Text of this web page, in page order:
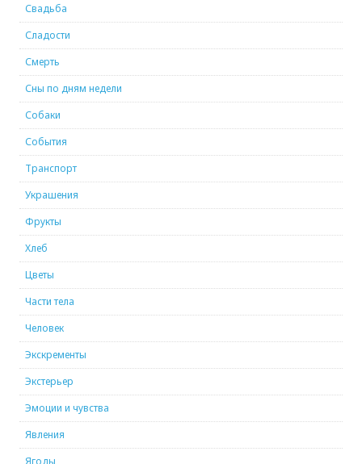
Свадьба
Сладости
Смерть
Сны по дням недели
Собаки
События
Транспорт
Украшения
Фрукты
Хлеб
Цветы
Части тела
Человек
Экскременты
Экстерьер
Эмоции и чувства
Явления
Ягоды